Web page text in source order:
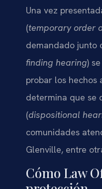
Una vez
(temporary order
demandado junto
finding hearing)
probar los hechos
determina que se
(dispositional
comunidades
Glenville, entre
Cómo Law